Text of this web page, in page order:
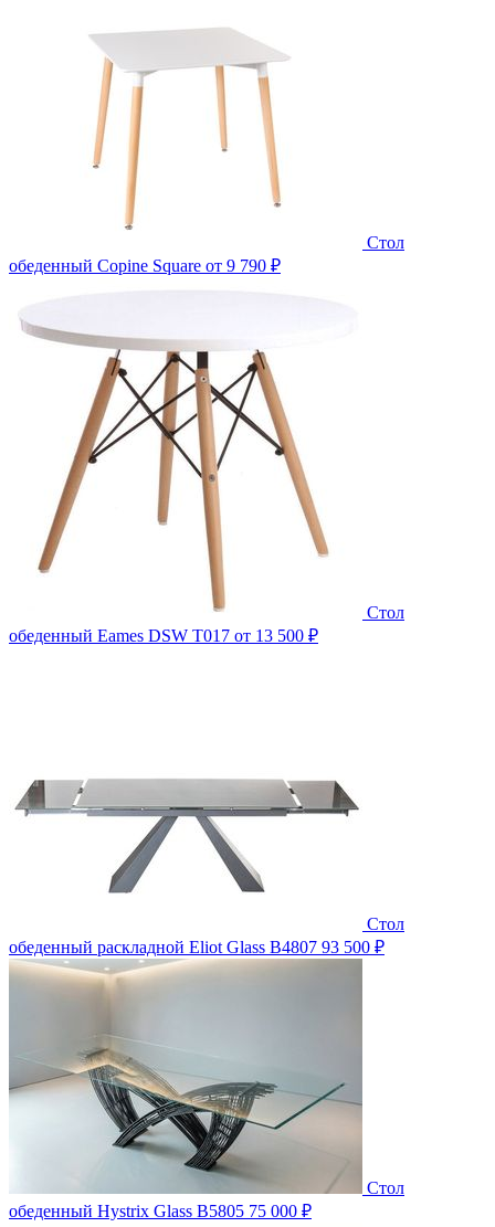
Стол
обеденный Copine Square от 9 790 ₽
Стол
обеденный Eames DSW T017 от 13 500 ₽
Стол
обеденный раскладной Eliot Glass B4807 93 500 ₽
Стол
обеденный Hystrix Glass B5805 75 000 ₽